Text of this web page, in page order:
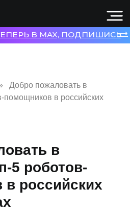
Добро пожаловать в
помощников в российских
в
5 роботов-
российских